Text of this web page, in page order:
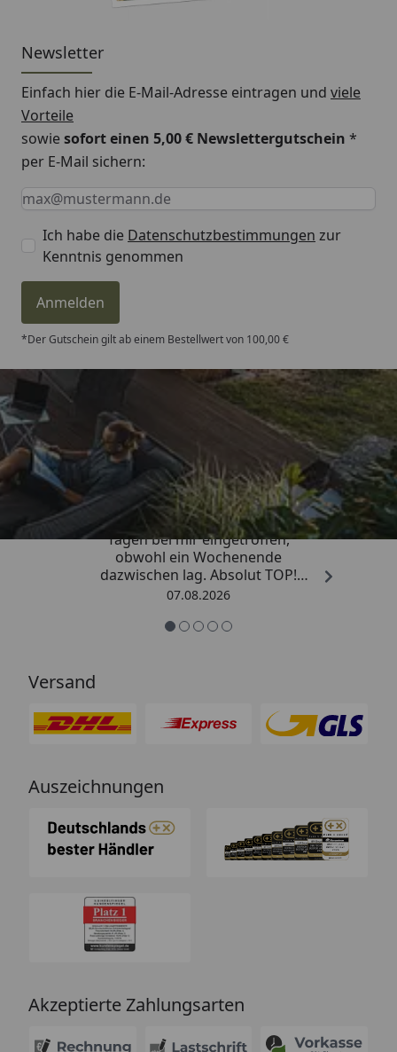
Newsletter
Einfach hier die E-Mail-Adresse eintragen und viele
Vorteile
sowiesofort einen 5,00 € Newslettergutschein *
per E-Mail sichern:
Keine Eingabe erforderlich
Eingabe erforderlich
E-Mail *
Ich habe die Datenschutzbestimmungen zur
Kenntnis genommen
Anmelden
*Der Gutschein gilt ab einem Bestellwert von 100,00 €
Trusted Shops
4,81/ 5
„Die Bestellung ist innerhalb von 4
Tagen bei mir eingetroffen,
obwohl ein Wochenende
dazwischen lag. Absolut TOP!
Sicherlich nicht die letzte
so.“
07.08.2026
Versand
Auszeichnungen
Akzeptierte Zahlungsarten